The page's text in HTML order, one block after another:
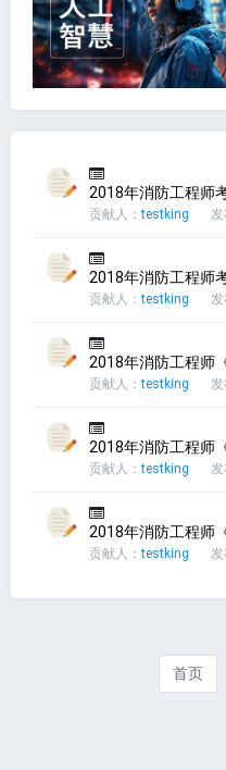
2018年消防工程师
贡献人：testking
2018年消防工程师
贡献人：testking
2018年消防工程师
贡献人：testking
2018年消防工程师
贡献人：testking
2018年消防工程师
贡献人：testking
首页